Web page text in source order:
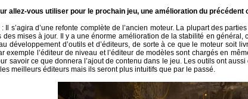
allez-vous utiliser pour le prochain jeu, une amélioration du précédent
Il s’agira d’une refonte complète de l’ancien moteur. La plupart des
des mises à jour. Il y a une énorme amélioration de la stabilité en
développement d’outils et d’éditeurs, de sorte à ce que le moteur soit
exemple l’éditeur de niveau et l’éditeur de modèles sont chargés en
savoir ce que donnera l’ajout de contenu dans le jeu. Les outils ont
meilleurs éditeurs mais ils seront plus intuitifs que par le passé.